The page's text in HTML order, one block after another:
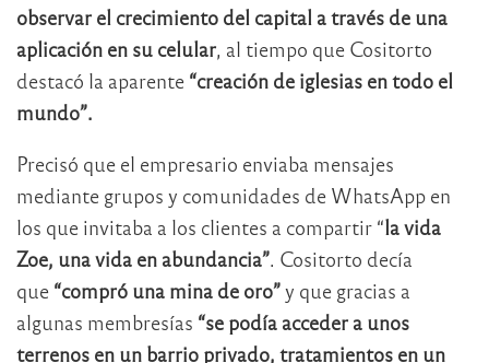
observar el crecimiento del capital a través de una
aplicación en su celular, al tiempo que Cositorto
destacó la aparente “creación de iglesias en todo el
mundo”.
Precisó que el empresario enviaba mensajes
mediante grupos y comunidades de WhatsApp en
los que invitaba a los clientes a compartir “la vida
Zoe, una vida en abundancia”. Cositorto decía
que “compró una mina de oro”y que gracias a
algunas membresías “se podía acceder a unos
terrenos en un barrio privado, tratamientos en un